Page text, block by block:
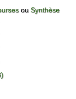
ouSynthèse